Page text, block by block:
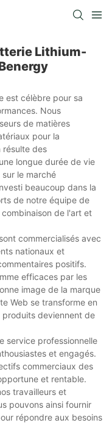
Lithium-
est célèbre pour sa
Nous
de matières
pour la
résulte des
longue durée de vie
le marché
beaucoup dans la
de notre équipe de
de l'art et
commercialisés avec
nationaux et
positifs.
efficaces par les
image de la marque
Web se transforme en
deviennent de
service professionnelle
et engagés.
commerciaux des
et rentable.
travailleurs et
pouvons ainsi fournir
répondre aux besoins